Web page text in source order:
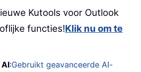
Kutools voor Outlook
functies!Klik nu om te
AI:Gebruikt geavanceerde AI-